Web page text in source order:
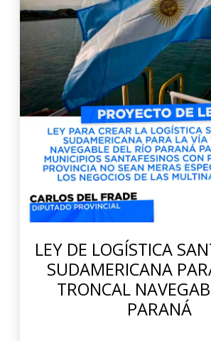
LEY DE LOGÍSTICA
SUDAMERICANA
TRONCAL
PARANÁ